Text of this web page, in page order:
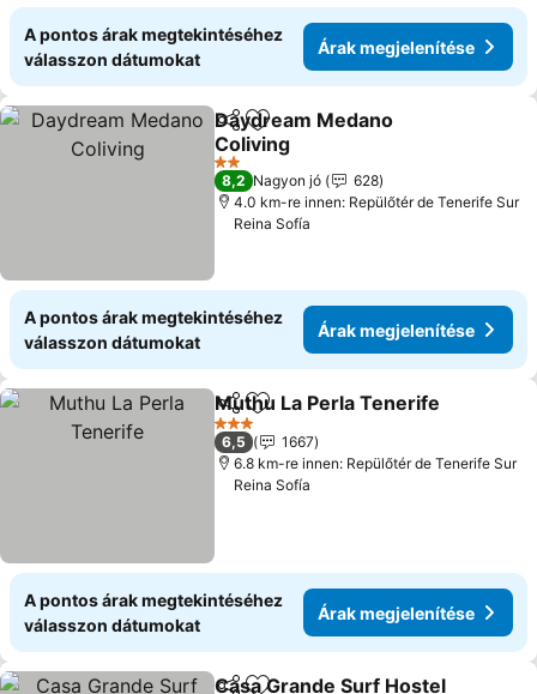
A pontos árak megtekintéséhez
válasszon dátumokat
Árak megjelenítése
Megosztás
Hozzáadás a kedvencekhez
Daydream Medano
Coliving
Árak megjelenítése
2 Kategória
8,2 Nagyon jó
628
4.0 km-re innen: Repülőtér de Tenerife Sur
Reina Sofía
A pontos árak megtekintéséhez
válasszon dátumokat
Árak megjelenítése
Megosztás
Hozzáadás a kedvencekhez
Muthu La Perla Tenerife
3 Kategória
6,5
1667
6.8 km-re innen: Repülőtér de Tenerife Sur
Reina Sofía
A pontos árak megtekintéséhez
válasszon dátumokat
Árak megjelenítése
Casa Grande Surf Hostel